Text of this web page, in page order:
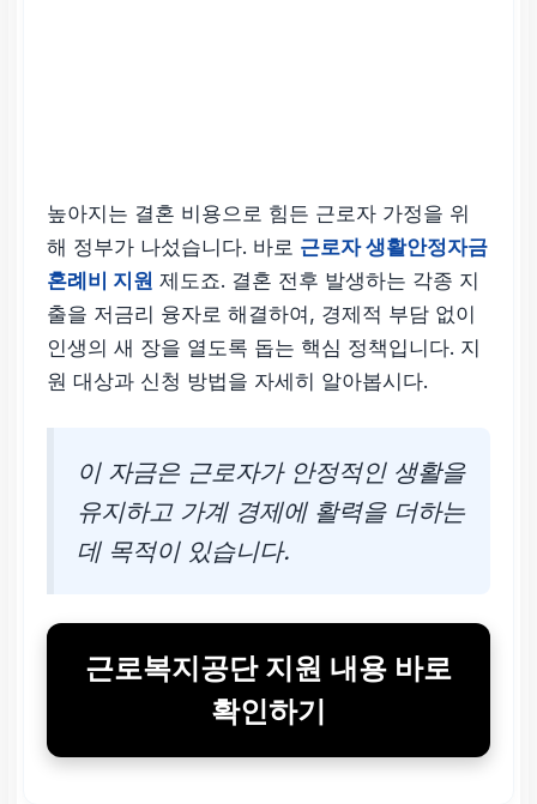
높아지는 결혼 비용으로 힘든 근로자 가정을 위
해 정부가 나섰습니다. 바로 근로자 생활안정자금
혼례비 지원 제도죠. 결혼 전후 발생하는 각종 지
출을 저금리 융자로 해결하여, 경제적 부담 없이
인생의 새 장을 열도록 돕는 핵심 정책입니다. 지
원 대상과 신청 방법을 자세히 알아봅시다.
이 자금은 근로자가 안정적인 생활을
유지하고 가계 경제에 활력을 더하는
데 목적이 있습니다.
근로복지공단 지원 내용 바로
확인하기